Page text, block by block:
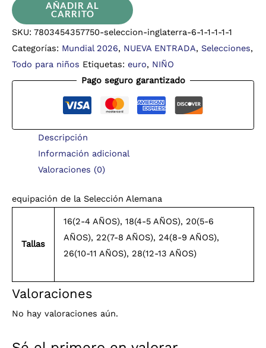
AÑADIR AL
CARRITO
SKU: 7803454357750-seleccion-inglaterra-6-1-1-1-1-1
Categorías: Mundial 2026, NUEVA ENTRADA, Selecciones,
Todo para niños Etiquetas: euro, NIÑO
Pago seguro garantizado
Descripción
Información adicional
Valoraciones (0)
equipación de la Selección Alemana
Tallas
16(2-4 AÑOS), 18(4-5 AÑOS), 20(5-6
AÑOS), 22(7-8 AÑOS), 24(8-9 AÑOS),
26(10-11 AÑOS), 28(12-13 AÑOS)
Valoraciones
No hay valoraciones aún.